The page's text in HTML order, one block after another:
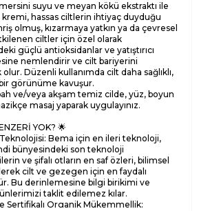
suyu ve meyan kökü ekstraktı ile
hassas ciltlerin ihtiyaç duyduğu
olmuş, kızarmaya yatkın ya da çevresel
ciltler için özel olarak
güçlü antioksidanlar ve yatıştırıcı
nemlendirir ve cilt bariyerini
Düzenli kullanımda cilt daha sağlıklı,
görünüme kavuşur.
ve/veya akşam temiz cilde, yüz, boyun
masaj yaparak uygulayınız.
YOK? 🌟
Bema için en ileri teknoloji,
bünyesindeki son teknoloji
ve şifalı otların en saf özleri, bilimsel
cilt ve gezegen için en faydalı
Bu derinlemesine bilgi birikimi ve
taklit edilemez kılar.
Sertifikalı Organik Mükemmellik: